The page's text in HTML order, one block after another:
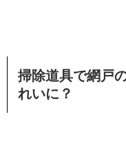
掃除道具で網戸
れいに？